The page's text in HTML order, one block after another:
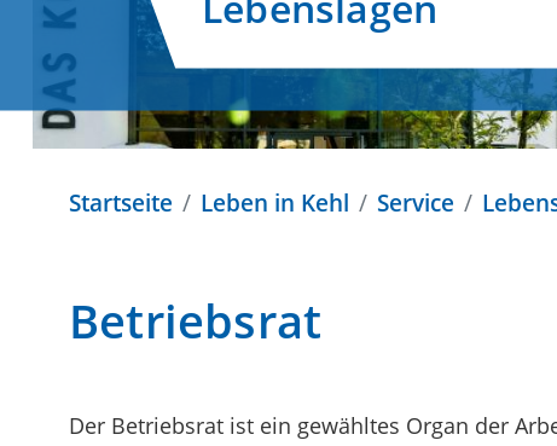
Startseite Leben in Kehl Service
Betriebsrat
Der Betriebsrat ist ein gewähltes Organ der